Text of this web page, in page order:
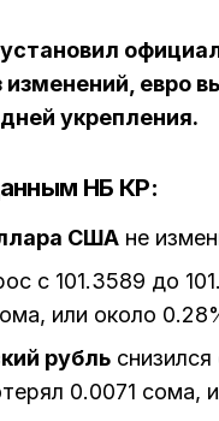
изменений, евро
укрепления.
НБ КР:
СШАне
с 101.3589 до
или около
рубльснизился
0.0071 сома,